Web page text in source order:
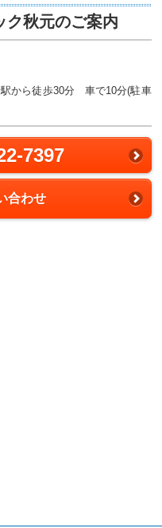
ク秋元のご案内
から徒歩30分 車で10分(駐車
7397
合わせ